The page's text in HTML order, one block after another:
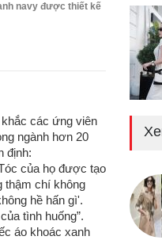
navy được thiết kế
các ứng viên
ngành hơn 20
định:
của họ được tạo
thậm chí không
hề hấn gì'.
tình huống”.
áo khoác xanh